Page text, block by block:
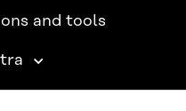
and tools